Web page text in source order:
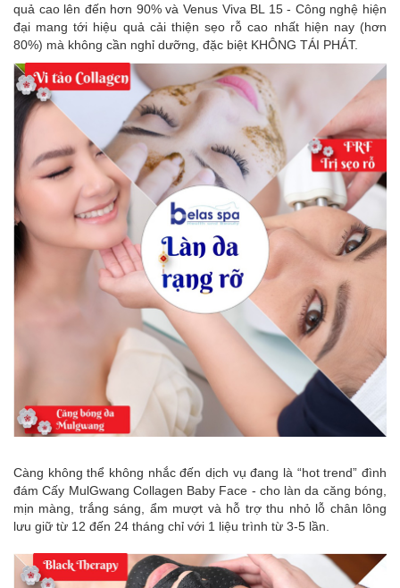
quả cao lên đến hơn 90% và Venus Viva BL 15 - Công nghệ hiện
đại mang tới hiệu quả cải thiện sẹo rỗ cao nhất hiện nay (hơn
80%) mà không cần nghỉ dưỡng, đặc biệt KHÔNG TÁI PHÁT.
Càng không thể không nhắc đến dịch vụ đang là “hot trend” đình
đám Cấy MulGwang Collagen Baby Face - cho làn da căng bóng,
mịn màng, trắng sáng, ẩm mượt và hỗ trợ thu nhỏ lỗ chân lông
lưu giữ từ 12 đến 24 tháng chỉ với 1 liệu trình từ 3-5 lần.